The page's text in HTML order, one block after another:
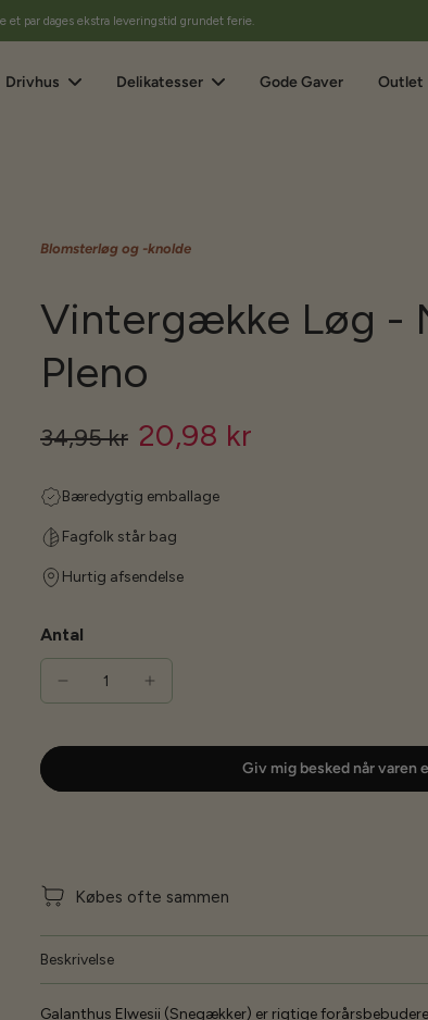
et par dages ekstra leveringstid grundet ferie.
Drivhus Delikatesser Gode Gaver Outlet
Blomsterløg og -knolde
Vintergække Løg -
Pleno
34,95 kr 20,98 kr
Bæredygtig emballage
Fagfolk står bag
Hurtig afsendelse
Antal
Giv mig besked når varen
Købes ofte sammen
Beskrivelse
Galanthus Elwesii (Snegækker) er rigtige